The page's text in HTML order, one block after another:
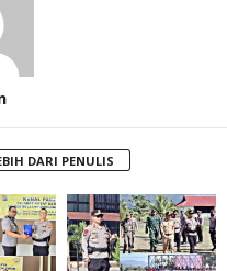
DARI PENULIS